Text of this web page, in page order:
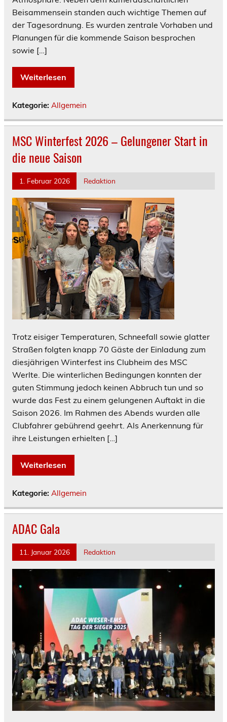
Beisammensein standen auch wichtige Themen auf
der Tagesordnung. Es wurden zentrale Vorhaben und
Planungen für die kommende Saison besprochen
sowie […]
Weiterlesen
Kategorie: Allgemein
MSC Winterfest 2026 – Gelungener Start in
die neue Saison
1. Februar 2026 Redaktion
Trotz eisiger Temperaturen, Schneefall sowie glatter
Straßen folgten knapp 70 Gäste der Einladung zum
diesjährigen Winterfest ins Clubheim des MSC
Werlte. Die winterlichen Bedingungen konnten der
guten Stimmung jedoch keinen Abbruch tun und so
wurde das Fest zu einem gelungenen Auftakt in die
Saison 2026. Im Rahmen des Abends wurden alle
Clubfahrer gebührend geehrt. Als Anerkennung für
ihre Leistungen erhielten […]
Weiterlesen
Kategorie: Allgemein
ADAC Gala
11. Januar 2026 Redaktion